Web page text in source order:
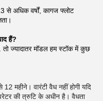
से अधिक वर्षों, कागज फ्लोट
हैं?
तो ज्यादातर मॉडल हम स्टॉक में कुछ
महीने। वारंटी वैध नहीं होगी यदि
की त्रुटि के अधीन है। वैधता